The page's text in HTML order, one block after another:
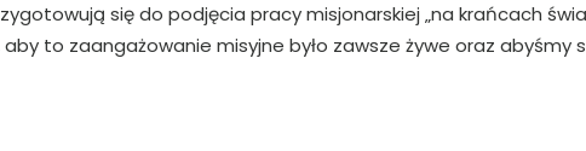
się do podjęcia pracy misjonarskiej „na krańcach
to zaangażowanie misyjne było zawsze żywe oraz